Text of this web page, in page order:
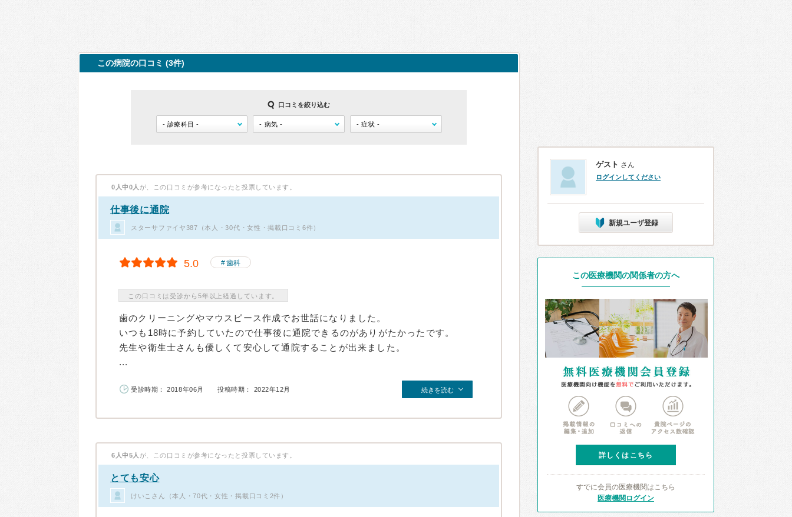
この病院の口コミ (3件)
口コミを絞り込む
0人中0人 が、この口コミが参考になったと投票しています。
仕事後に通院
スターサファイヤ387（本人・30代・女性・掲載口コミ6件）
5.0 歯科
この口コミは受診から5年以上経過しています。
歯のクリーニングやマウスピース作成でお世話になりました。
いつも18時に予約していたので仕事後に通院できるのがありがたかったです。
先生や衛生士さんも優しくて安心して通院することが出来ました。
...
受診時期： 2018年06月 投稿時期： 2022年12月 続きを読む
6人中5人 が、この口コミが参考になったと投票しています。
とても安心
けいこさん（本人・70代・女性・掲載口コミ2件）
ゲスト さん
ログインしてください
新規ユーザ登録
この医療機関の関係者の方へ
詳しくはこちら
すでに会員の医療機関はこちら
医療機関ログイン